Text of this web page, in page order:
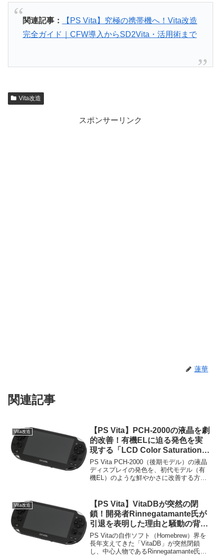
関連記事：
【PS Vita】究極の携帯機へ！Vita改造
完全ガイド｜CFW導入からSD2Vita・活用術まで
Vita改造
スポンサーリンク
蓮華
関連記事
Vita改造
【PS Vita】PCH-2000の液晶を劇
的改善！有機ELに迫る発色を実
現する「LCD Color Saturation」
導入ガイド
PS Vita PCH-2000（後期モデル）の液晶
ディスプレイの発色を、初代モデル（有
機EL）のような鮮やかさに改善する方法
色味をくっきりと鮮明に変更可能です。
導入手順から実際の比較まで詳しく紹介
します。
Vita改造
【PS Vita】VitaDBが突然の閉
鎖！開発者Rinnegatamante氏が
引退を表明した理由と騒動の背景
を徹底解説
PS Vitaの自作ソフト（Homebrew）界を
長年支えてきた「VitaDB」が突然閉鎖
し、中心人物であるRinnegatamante氏が